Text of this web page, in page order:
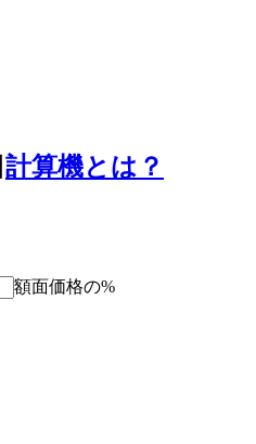
計算機とは？
額面価格の%